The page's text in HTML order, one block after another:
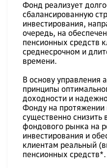
Фонд реализует
сбалансированную
инвестирования,
очередь, на
пенсионных средств
среднесрочном и
времени.
В основу управления
принципы
доходности и
Фонду на протяжении
существенно снизить
фондового рынка на
инвестирования и
клиентам реальный
пенсионных средств*.